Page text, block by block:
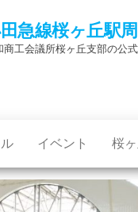
急線桜ヶ丘駅
商工会議所桜ヶ丘支部の公
イベント 桜